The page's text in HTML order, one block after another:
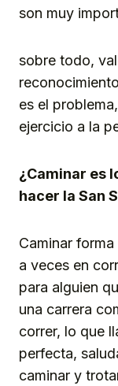
son muy
sobre todo,
es el
ejercicio a la
¿Caminar es
hacer la San
Caminar
a veces en
para alguien
una carrera
correr, lo que
perfecta,
caminar y